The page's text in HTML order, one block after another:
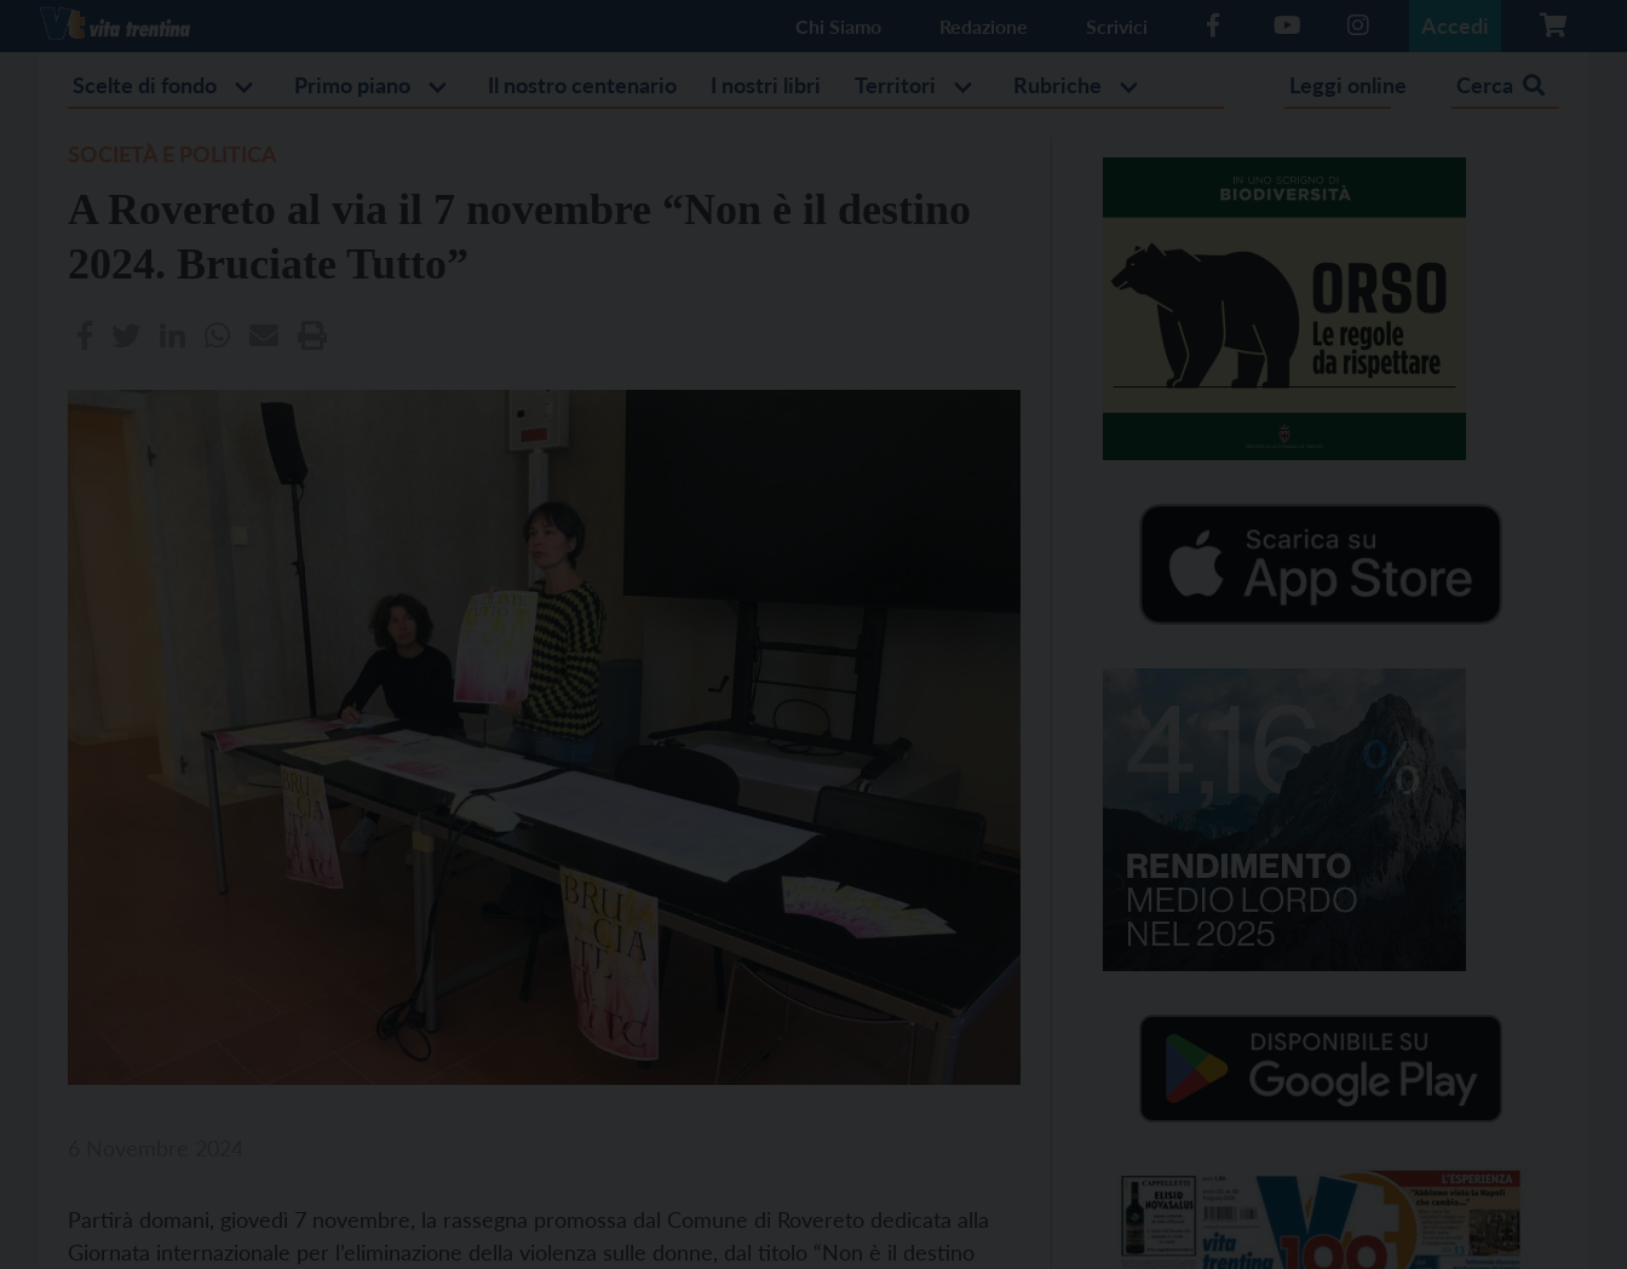
Chi Siamo Redazione Scrivici Accedi
Scelte di fondo Primo piano Il nostro centenario I nostri libri Territori Rubriche Leggi online Cerca
A Rovereto al via il 7 novembre “Non è il destino
2024. Bruciate Tutto”
Partirà domani, giovedì 7 novembre, la rassegna promossa dal Comune di Rovereto dedicata alla
Giornata internazionale per l’eliminazione della violenza sulle donne, dal titolo “Non è il destino